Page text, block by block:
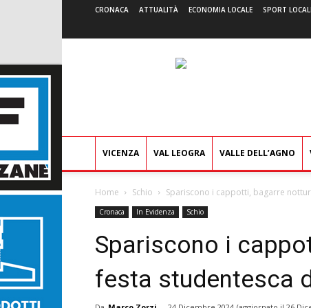
CRONACA ATTUALITÀ ECONOMIA LOCALE SPORT
VICENZA VAL LEOGRA VALLE DELL’AGNO
Home Schio Spariscono i cappotti, bagarre
Cronaca In Evidenza Schio
Spariscono i
festa studentesca